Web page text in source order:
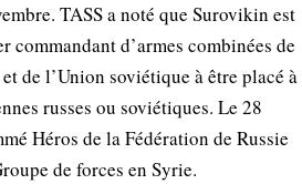
TASS a noté que Surovikin est
commandant d’armes combinées de
de l’Union soviétique à être placé à
russes ou soviétiques. Le 28
Héros de la Fédération de Russie
de forces en Syrie.